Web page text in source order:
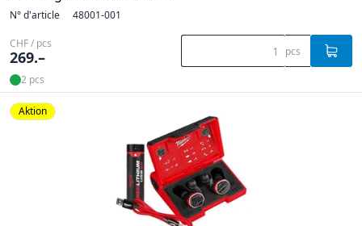
N° d'article 48001-001
CHF / pcs
269.– pcs
2 pcs
Aktion